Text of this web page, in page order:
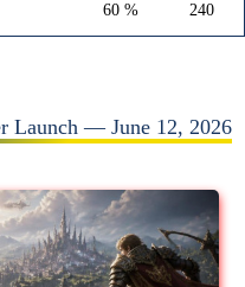
60 % 240
Launch — June 12, 2026